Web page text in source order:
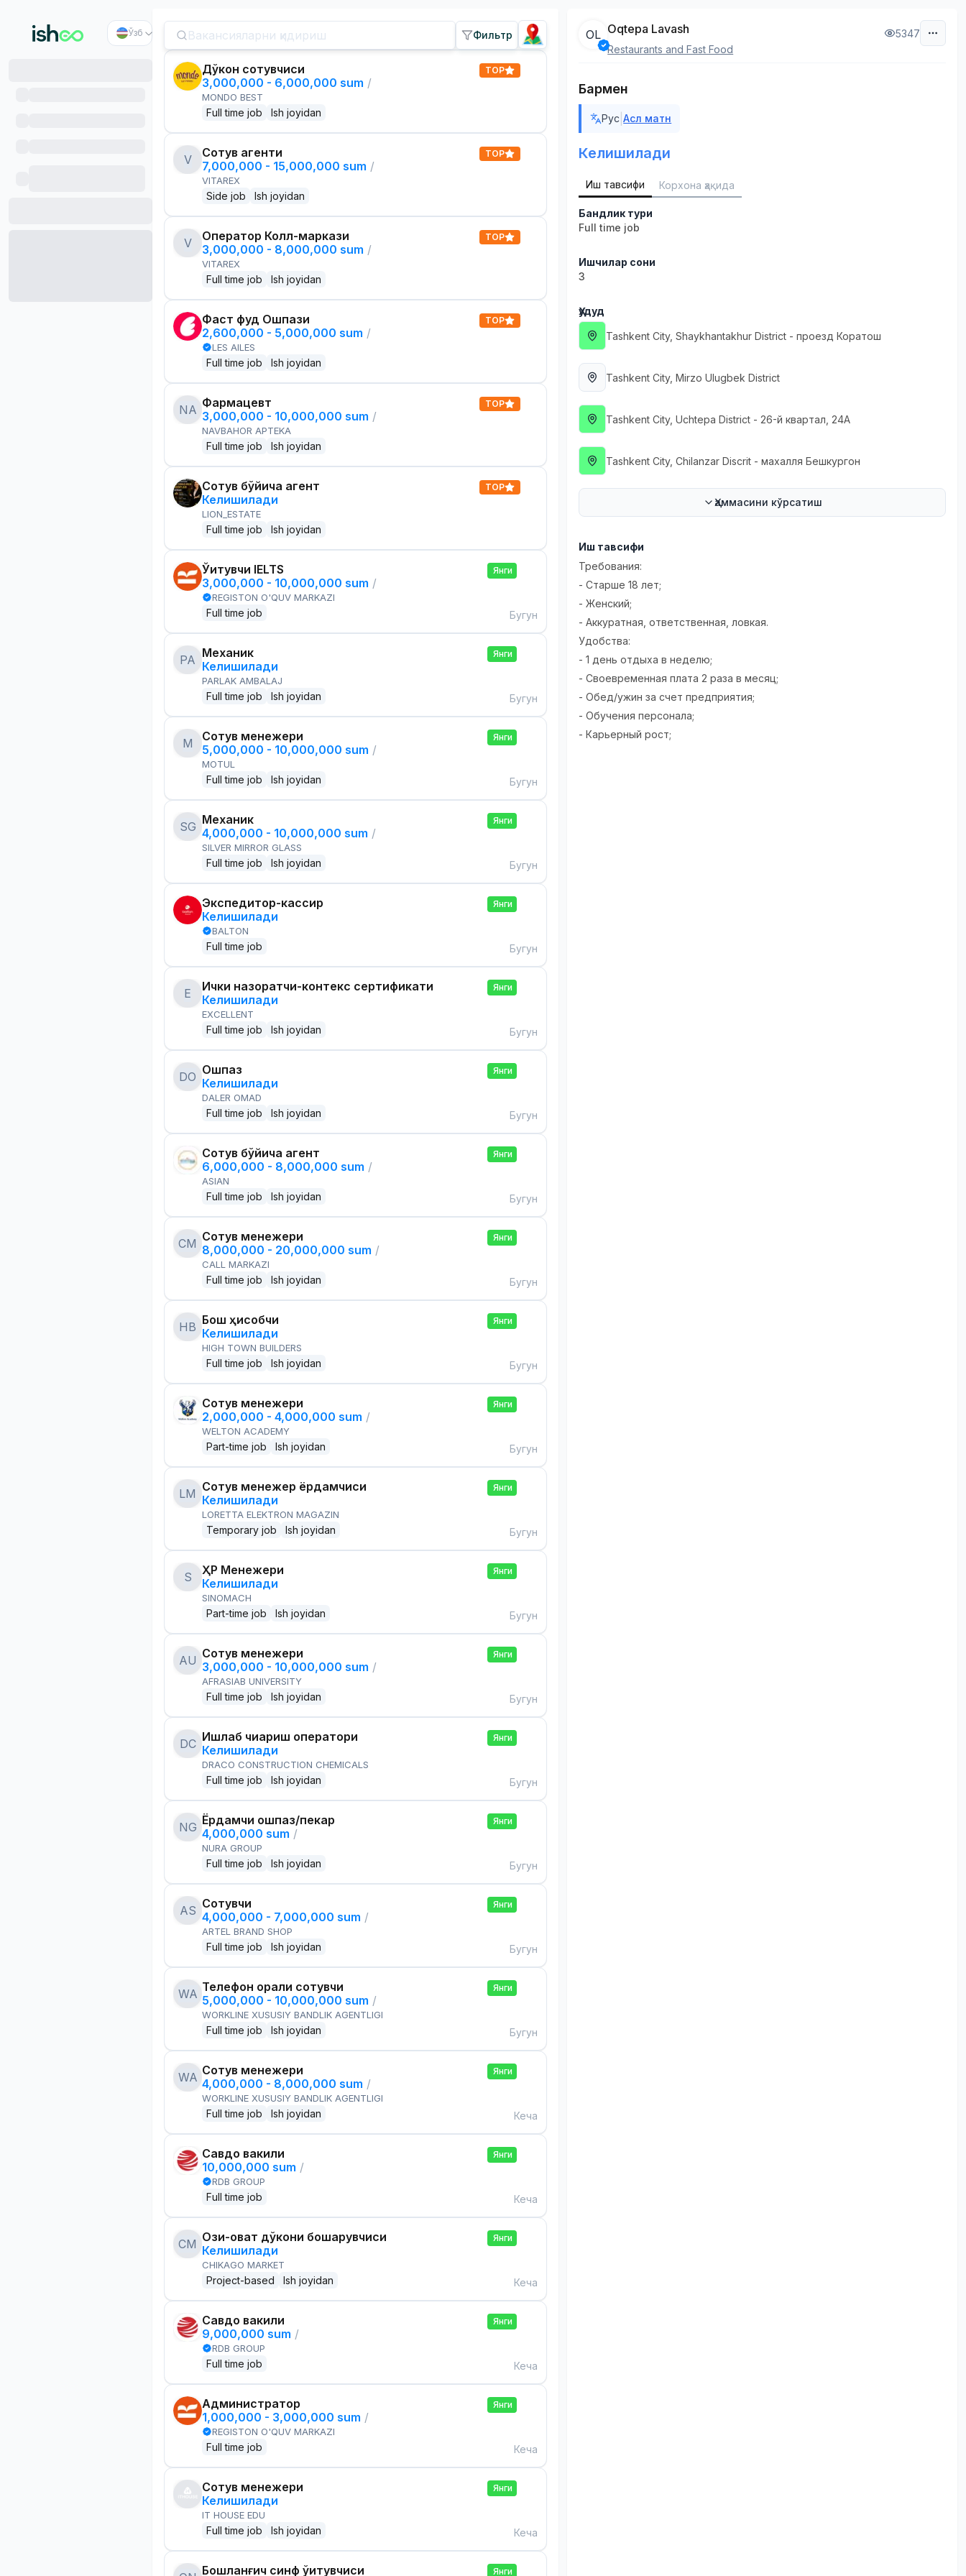
Ўзб Фильтр
Дўкон сотувчиси
3,000,000 - 6,000,000 sum /
MONDO BEST
Full time job Ish joyidan
TOP
V
Сотув агенти
7,000,000 - 15,000,000 sum /
VITAREX
Side job Ish joyidan
TOP
V
Оператор Колл-маркази
3,000,000 - 8,000,000 sum /
VITAREX
Full time job Ish joyidan
TOP
Фаст фуд Ошпази
2,600,000 - 5,000,000 sum /
LES AILES
Full time job Ish joyidan
TOP
NA Фармацевт
3,000,000 - 10,000,000 sum /
NAVBAHOR APTEKA
Full time job Ish joyidan
TOP
Сотув бўйича агент
Келишилади
LION_ESTATE
Full time job Ish joyidan
TOP
Ўқитувчи IELTS
3,000,000 - 10,000,000 sum /
REGISTON O'QUV MARKAZI
Full time job
Янги
Бугун
PA Механик
Келишилади
PARLAK AMBALAJ
Full time job Ish joyidan
Янги
Бугун
M
Сотув менежери
5,000,000 - 10,000,000 sum /
MOTUL
Full time job Ish joyidan
Янги
Бугун
SG Механик
4,000,000 - 10,000,000 sum /
SILVER MIRROR GLASS
Full time job Ish joyidan
Янги
Бугун
Экспедитор-кассир
Келишилади
BALTON
Full time job
Янги
Бугун
E
Ички назоратчи-контекс сертификати
Келишилади
EXCELLENT
Full time job Ish joyidan
Янги
Бугун
DO Ошпаз
Келишилади
DALER OMAD
Full time job Ish joyidan
Янги
Бугун
Сотув бўйича агент
6,000,000 - 8,000,000 sum /
ASIAN
Full time job Ish joyidan
Янги
Бугун
CM Сотув менежери
8,000,000 - 20,000,000 sum /
CALL MARKAZI
Full time job Ish joyidan
Янги
Бугун
HB Бош ҳисобчи
Келишилади
HIGH TOWN BUILDERS
Full time job Ish joyidan
Янги
Бугун
Сотув менежери
2,000,000 - 4,000,000 sum /
WELTON ACADEMY
Part-time job Ish joyidan
Янги
Бугун
LM Сотув менежер ёрдамчиси
Келишилади
LORETTA ELEKTRON MAGAZIN
Temporary job Ish joyidan
Янги
Бугун
S
ҲР Менежери
Келишилади
SINOMACH
Part-time job Ish joyidan
Янги
Бугун
AU Сотув менежери
3,000,000 - 10,000,000 sum /
AFRASIAB UNIVERSITY
Full time job Ish joyidan
Янги
Бугун
DC Ишлаб чиқариш оператори
Келишилади
DRACO CONSTRUCTION CHEMICALS
Full time job Ish joyidan
Янги
Бугун
NG Ёрдамчи ошпаз/пекар
4,000,000 sum /
NURA GROUP
Full time job Ish joyidan
Янги
Бугун
AS Сотувчи
4,000,000 - 7,000,000 sum /
ARTEL BRAND SHOP
Full time job Ish joyidan
Янги
Бугун
WA Телефон орқали сотувчи
5,000,000 - 10,000,000 sum /
WORKLINE XUSUSIY BANDLIK AGENTLIGI
Full time job Ish joyidan
Янги
Бугун
WA Сотув менежери
4,000,000 - 8,000,000 sum /
WORKLINE XUSUSIY BANDLIK AGENTLIGI
Full time job Ish joyidan
Янги
Кеча
Савдо вакили
10,000,000 sum /
RDB GROUP
Full time job
Янги
Кеча
CM Озиқ-овқат дўкони бошқарувчиси
Келишилади
CHIKAGO MARKET
Project-based Ish joyidan
Янги
Кеча
Савдо вакили
9,000,000 sum /
RDB GROUP
Full time job
Янги
Кеча
Администратор
1,000,000 - 3,000,000 sum /
REGISTON O'QUV MARKAZI
Full time job
Янги
Кеча
Сотув менежери
Келишилади
IT HOUSE EDU
Full time job Ish joyidan
Янги
Кеча
Бошланғич синф ўқитувчиси Янги
OL Oqtepa Lavash
Restaurants and Fast Food
5347
Бармен
Рус |Асл матн
Келишилади
Иш тавсифи Корхона ҳақида
Бандлик тури
Full time job
Ишчилар сони
3
Ҳудуд
Tashkent City, Shaykhantakhur District - проезд Коратош
Tashkent City, Mirzo Ulugbek District
Tashkent City, Uchtepa District - 26-й квартал, 24А
Tashkent City, Chilanzar Discrit - махалля Бешкургон
Ҳаммасини кўрсатиш
Иш тавсифи
Требования:
- Старше 18 лет;
- Женский;
- Аккуратная, ответственная, ловкая.
Удобства:
- 1 день отдыха в неделю;
- Своевременная плата 2 раза в месяц;
- Обед/ужин за счет предприятия;
- Обучения персонала;
- Карьерный рост;